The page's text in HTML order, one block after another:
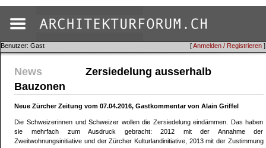
[Anmelden / Registrieren ]
Benutzer: Gast
News
Zersiedelung ausserhalb
Bauzonen
Neue Zürcher Zeitung vom 07.04.2016, Gastkommentar von Alain Griffel
Die Schweizerinnen und Schweizer wollen die Zersiedelung eindämmen. Das haben
sie mehrfach zum Ausdruck gebracht: 2012 mit der Annahme der
Zweitwohnungsinitiative und der Zürcher Kulturlandinitiative, 2013 mit der Zustimmung